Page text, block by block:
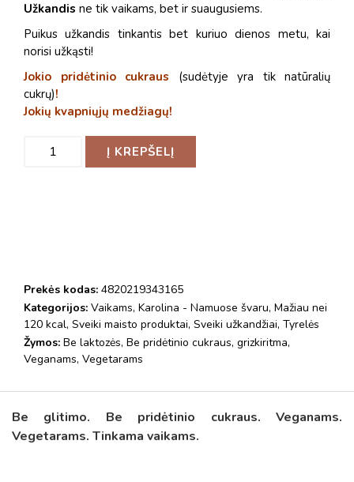
Užkandis ne tik vaikams, bet ir suaugusiems.
Puikus užkandis tinkantis bet kuriuo dienos metu, kai
norisi užkąsti!
Jokio pridėtinio cukraus
(sudėtyje yra tik natūralių
cukrų)!
Jokių kvapniųjų medžiagų!
Į KREPŠELĮ
Prekės kodas: 4820219343165
Kategorijos: Vaikams, Karolina - Namuose švaru, Mažiau nei
120 kcal, Sveiki maisto produktai, Sveiki užkandžiai, Tyrelės
Žymos: Be laktozės, Be pridėtinio cukraus, grizkiritma,
Veganams, Vegetarams
Be glitimo. Be pridėtinio cukraus. Veganams.
Vegetarams. Tinkama vaikams.